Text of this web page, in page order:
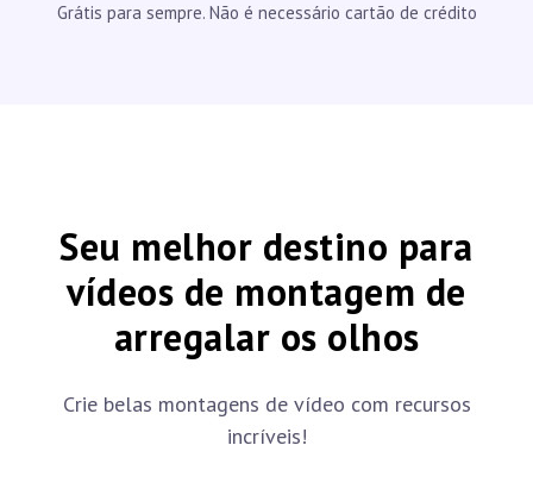
Grátis para sempre. Não é necessário cartão de crédito
Seu melhor destino para
vídeos de montagem de
arregalar os olhos
Crie belas montagens de vídeo com recursos
incríveis!